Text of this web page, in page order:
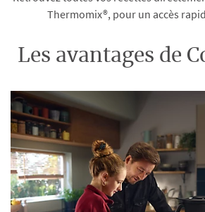
Thermomix®, pour un accès
Les avantages de